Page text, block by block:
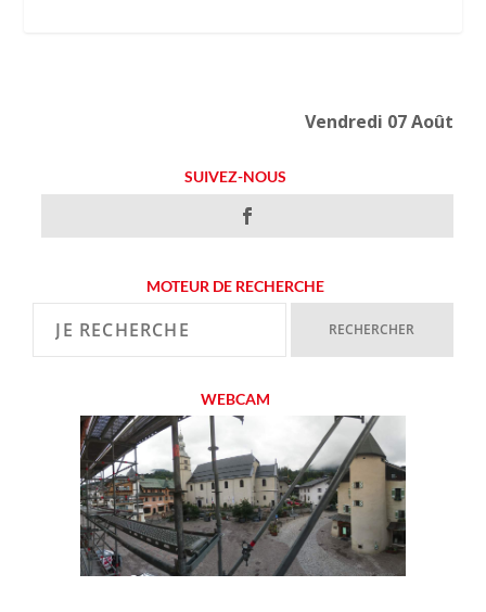
Vendredi 07 Août
SUIVEZ-NOUS
MOTEUR DE RECHERCHE
WEBCAM